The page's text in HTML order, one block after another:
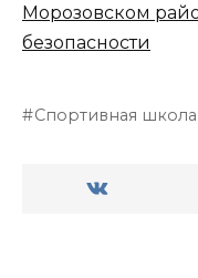
Морозовском
безопасности
Спортивная школа